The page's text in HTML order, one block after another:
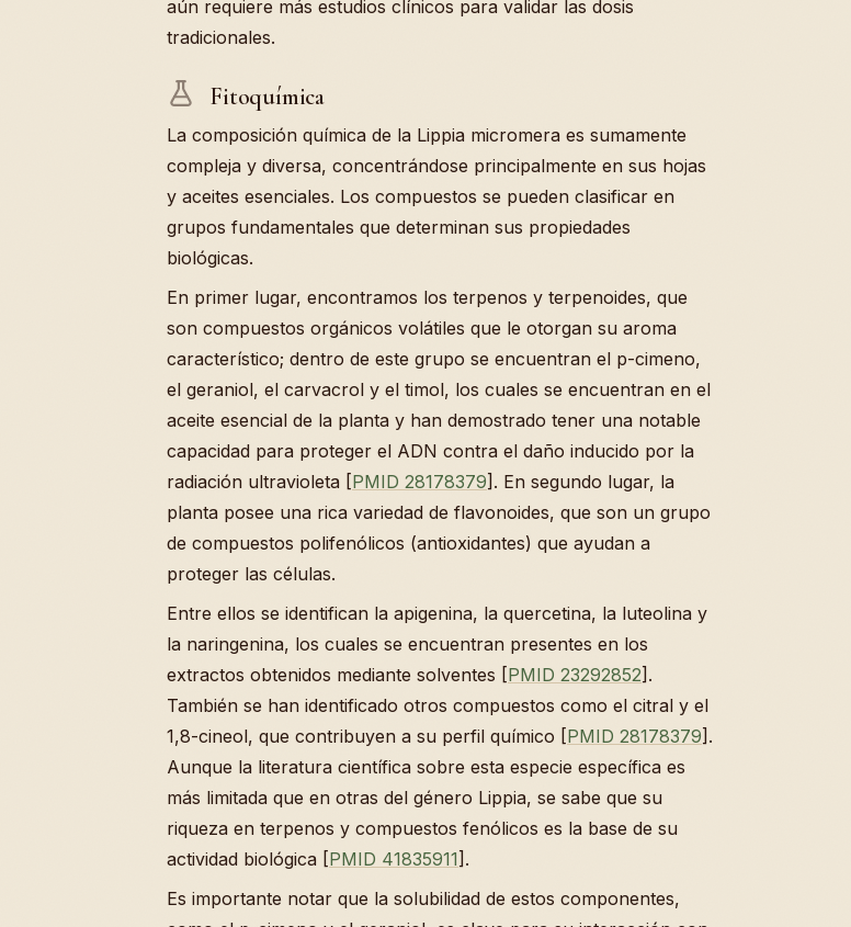
aún requiere más estudios clínicos para validar las dosis
tradicionales.
Fitoquímica
La composición química de la Lippia micromera es sumamente
compleja y diversa, concentrándose principalmente en sus hojas
y aceites esenciales. Los compuestos se pueden clasificar en
grupos fundamentales que determinan sus propiedades
biológicas.
En primer lugar, encontramos los terpenos y terpenoides, que
son compuestos orgánicos volátiles que le otorgan su aroma
característico; dentro de este grupo se encuentran el p-cimeno,
el geraniol, el carvacrol y el timol, los cuales se encuentran en el
aceite esencial de la planta y han demostrado tener una notable
capacidad para proteger el ADN contra el daño inducido por la
radiación ultravioleta [PMID 28178379]. En segundo lugar, la
planta posee una rica variedad de flavonoides, que son un grupo
de compuestos polifenólicos (antioxidantes) que ayudan a
proteger las células.
Entre ellos se identifican la apigenina, la quercetina, la luteolina y
la naringenina, los cuales se encuentran presentes en los
extractos obtenidos mediante solventes [PMID 23292852].
También se han identificado otros compuestos como el citral y el
1,8-cineol, que contribuyen a su perfil químico [PMID 28178379].
Aunque la literatura científica sobre esta especie específica es
más limitada que en otras del género Lippia, se sabe que su
riqueza en terpenos y compuestos fenólicos es la base de su
actividad biológica [PMID 41835911].
Es importante notar que la solubilidad de estos componentes,